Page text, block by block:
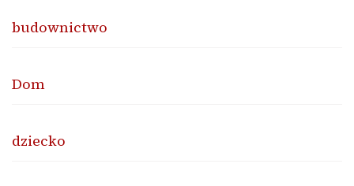
budownictwo
Dom
dziecko